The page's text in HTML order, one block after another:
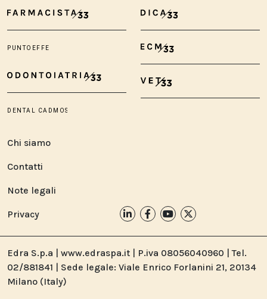
Chi siamo
Contatti
Note legali
Privacy
Edra S.p.a | www.edraspa.it | P.iva 08056040960 | Tel.
02/881841 | Sede legale: Viale Enrico Forlanini 21, 20134
Milano (Italy)